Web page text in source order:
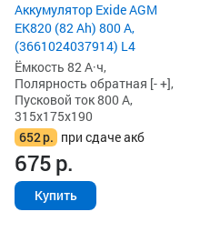
Аккумулятор Exide AGM
EK820 (82 Ah) 800 А,
(3661024037914) L4
Ёмкость 82 А·ч,
Полярность обратная [- +],
Пусковой ток 800 А,
315x175x190
652р. при сдаче акб
675р.
Купить